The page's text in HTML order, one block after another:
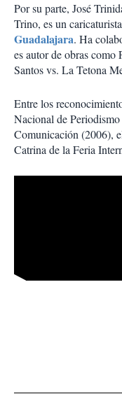
Por su parte, José
Trino, es un
Guadalajara. Ha
es autor de obras
Santos vs. La Tetona
Entre los
Nacional de
Comunicación (2006),
Catrina de la Feria